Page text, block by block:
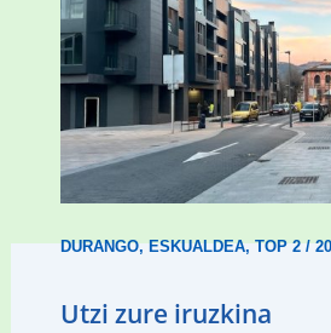
Udal etxebizitza tasatuei
ordenantza izango du
DURANGO,ESKUALDEA,TOP 2/
Utzi zure iruzkina